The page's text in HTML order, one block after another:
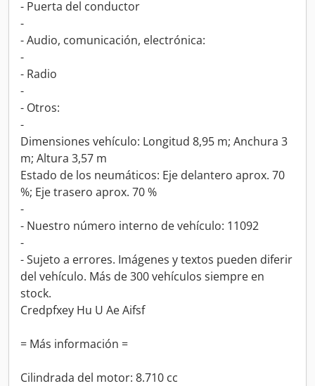
- Puerta del conductor
-
- Audio, comunicación, electrónica:
-
- Radio
-
- Otros:
-
Dimensiones vehículo: Longitud 8,95 m; Anchura 3
m; Altura 3,57 m
Estado de los neumáticos: Eje delantero aprox. 70
%; Eje trasero aprox. 70 %
-
- Nuestro número interno de vehículo: 11092
-
- Sujeto a errores. Imágenes y textos pueden diferir
del vehículo. Más de 300 vehículos siempre en
stock.
Credpfxey Hu U Ae Aifsf
= Más información =
Cilindrada del motor: 8.710 cc